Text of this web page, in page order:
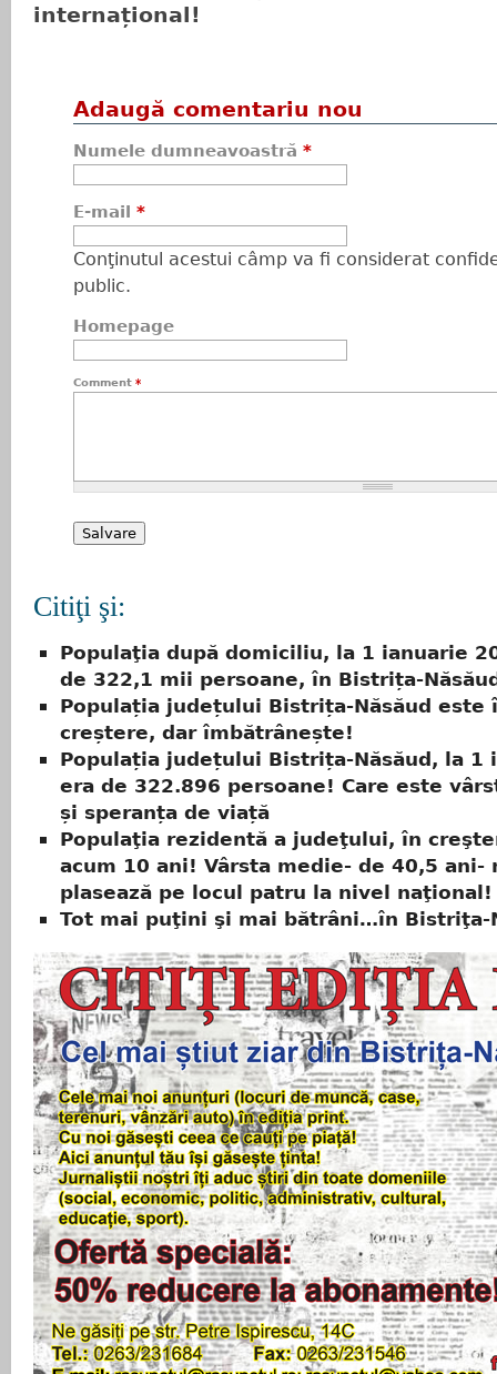
internațional!
Adaugă comentariu nou
Numele dumneavoastră *
E-mail *
Conţinutul acestui câmp va fi considerat
public.
Homepage
Comment *
Citiţi şi:
Populaţia după domiciliu, la 1 ianuarie
de 322,1 mii persoane, în Bistrița-
Populația județului Bistrița-Năsăud este
creștere, dar îmbătrânește!
Populația județului Bistrița-Năsăud, la 1
era de 322.896 persoane! Care este
și speranța de viață
Populaţia rezidentă a judeţului, în
acum 10 ani! Vârsta medie- de 40,5 ani-
plasează pe locul patru la nivel naţional!
Tot mai puţini şi mai bătrâni…în Bistriţa-